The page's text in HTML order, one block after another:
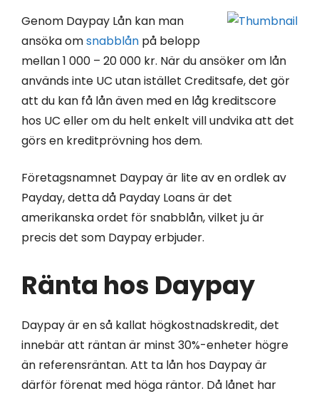
Genom Daypay Lån kan man
ansöka omsnabblån på belopp
mellan 1 000 – 20 000 kr. När du ansöker om lån
används inte UC utan istället Creditsafe, det gör
att du kan få lån även med en låg kreditscore
hos UC eller om du helt enkelt vill undvika att det
görs en kreditprövning hos dem.
Företagsnamnet Daypay är lite av en ordlek av
Payday, detta då Payday Loans är det
amerikanska ordet för snabblån, vilket ju är
precis det som Daypay erbjuder.
Ränta hos Daypay
Daypay är en så kallat högkostnadskredit, det
innebär att räntan är minst 30%-enheter högre
än referensräntan. Att ta lån hos Daypay är
därför förenat med höga räntor. Då lånet har